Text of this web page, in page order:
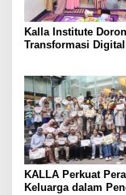
Kalla Institute
Transformasi
KALLA Perkuat
Keluarga dalam